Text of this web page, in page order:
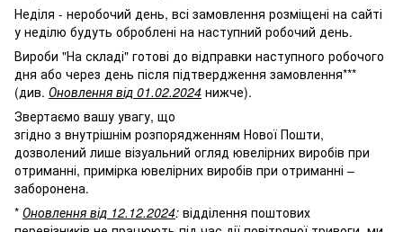
Неділя - неробочий день, всі замовлення розміщені на сайті
у неділю будуть оброблені на наступний робочий день.
Вироби "На складі" готові до відправки наступного робочого
дня або через день після підтвердження замовлення***
(див. Оновлення від 01.02.2024 нижче).
Звертаємо вашу увагу, що
згідно з внутрішнім розпорядженням Нової Пошти,
дозволений лише візуальний огляд ювелірних виробів при
отриманні, примірка ювелірних виробів при отриманні –
заборонена.
* Оновлення від 12.12.2024: відділення поштових